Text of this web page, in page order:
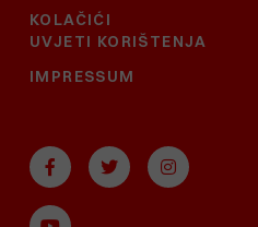
KOLAČIĆI
UVJETI KORIŠTENJA
IMPRESSUM